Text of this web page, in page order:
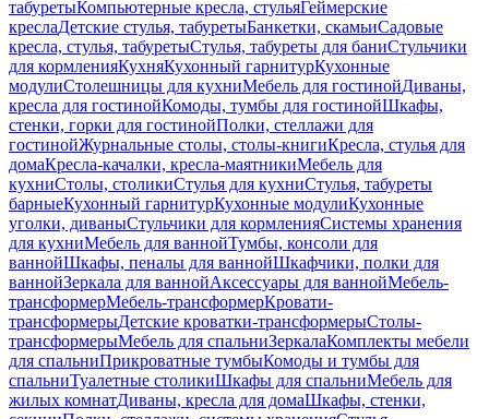
табуретыКомпьютерные кресла, стульяГеймерские
креслаДетские стулья, табуретыБанкетки, скамьиСадовые
кресла, стулья, табуретыСтулья, табуреты для баниСтульчики
для кормленияКухняКухонный гарнитурКухонные
модулиСтолешницы для кухниМебель для гостинойДиваны,
кресла для гостинойКомоды, тумбы для гостинойШкафы,
стенки, горки для гостинойПолки, стеллажи для
гостинойЖурнальные столы, столы-книгиКресла, стулья для
домаКресла-качалки, кресла-маятникиМебель для
кухниСтолы, столикиСтулья для кухниСтулья, табуреты
барныеКухонный гарнитурКухонные модулиКухонные
уголки, диваныСтульчики для кормленияСистемы хранения
для кухниМебель для ваннойТумбы, консоли для
ваннойШкафы, пеналы для ваннойШкафчики, полки для
ваннойЗеркала для ваннойАксессуары для ваннойМебель-
трансформерМебель-трансформерКровати-
трансформерыДетские кроватки-трансформерыСтолы-
трансформерыМебель для спальниЗеркалаКомплекты мебели
для спальниПрикроватные тумбыКомоды и тумбы для
спальниТуалетные столикиШкафы для спальниМебель для
жилых комнатДиваны, кресла для домаШкафы, стенки,